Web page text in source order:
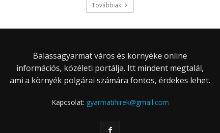
Továbbiak
Balassagyarmat város és környéke online
információs, közéleti portálja. Itt mindent megtalál,
ami a környék polgárai számára fontos, érdekes lehet.
Kapcsolat: gyarmatihirek@gmail.com